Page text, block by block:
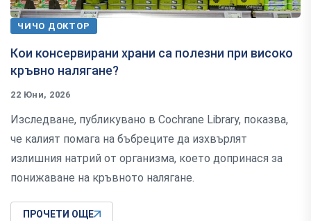
ЧИЧО ДОКТОР
Кои консервирани храни са полезни при високо
кръвно налягане?
22 Юни, 2026
Изследване, публикувано в Cochrane Library, показва,
че калият помага на бъбреците да изхвърлят
излишния натрий от организма, което допринася за
понижаване на кръвното налягане.
ПРОЧЕТИ ОЩЕ